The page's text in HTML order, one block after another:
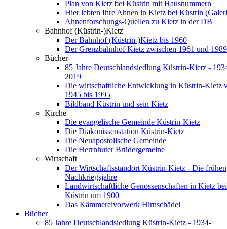
Plan von Kietz bei Küstrin mit Hausnummern
Hier lebten Ihre Ahnen in Kietz bei Küstrin
Ahnenforschungs-Quellen zu Kietz in der DB
Bahnhof (Küstrin-)Kietz
Der Bahnhof (Küstrin-)Kietz bis 1960
Der Grenzbahnhof Kietz zwischen 1961 und 1989
Bücher
85 Jahre Deutschlandsiedlung Küstrin-Kietz -
2019
Die wirtschaftliche Entwicklung in Küstrin-Kietz
1945 bis 1995
Bildband Küstrin und sein Kietz
Kirche
Die evangelische Gemeinde Küstrin-Kietz
Die Diakonissenstation Küstrin-Kietz
Die Neuapostolische Gemeinde
Die Herrnhuter Brüdergemeine
Wirtschaft
Der Wirtschaftsstandort Küstrin-Kietz - Die frühen
Nachkriegsjahre
Landwirtschaftliche Genossenschaften in Kietz bei
Küstrin um 1900
Das Kämmereivorwerk Hirnschädel
Bücher
85 Jahre Deutschlandsiedlung Küstrin-Kietz - 1934-